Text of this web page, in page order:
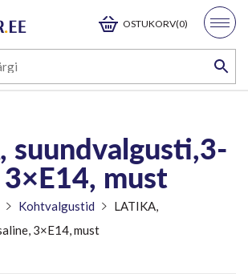
OSTUKORV(0)
suundvalgusti,3-
must
Kohtvalgustid
LATIKA,
3×E14, must